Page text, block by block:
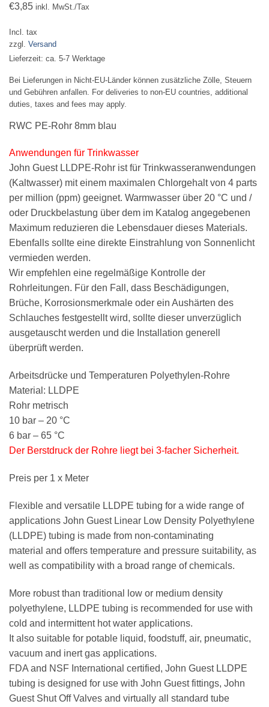
€3,85 inkl. MwSt./Tax
Incl. tax
zzgl. Versand
Lieferzeit: ca. 5-7 Werktage
Bei Lieferungen in Nicht-EU-Länder können zusätzliche Zölle, Steuern
und Gebühren anfallen. For deliveries to non-EU countries, additional
duties, taxes and fees may apply.
RWC PE-Rohr 8mm blau
Anwendungen für Trinkwasser
John Guest LLDPE-Rohr ist für Trinkwasseranwendungen
(Kaltwasser) mit einem maximalen Chlorgehalt von 4 parts
per million (ppm) geeignet. Warmwasser über 20 °C und /
oder Druckbelastung über dem im Katalog angegebenen
Maximum reduzieren die Lebensdauer dieses Materials.
Ebenfalls sollte eine direkte Einstrahlung von Sonnenlicht
vermieden werden.
Wir empfehlen eine regelmäßige Kontrolle der
Rohrleitungen. Für den Fall, dass Beschädigungen,
Brüche, Korrosionsmerkmale oder ein Aushärten des
Schlauches festgestellt wird, sollte dieser unverzüglich
ausgetauscht werden und die Installation generell
überprüft werden.
Arbeitsdrücke und Temperaturen Polyethylen-Rohre
Material: LLDPE
Rohr metrisch
10 bar – 20 °C
6 bar – 65 °C
Der Berstdruck der Rohre liegt bei 3-facher Sicherheit.
Preis per 1 x Meter
Flexible and versatile LLDPE tubing for a wide range of
applications John Guest Linear Low Density Polyethylene
(LLDPE) tubing is made from non-contaminating
material and offers temperature and pressure suitability, as
well as compatibility with a broad range of chemicals.
More robust than traditional low or medium density
polyethylene, LLDPE tubing is recommended for use with
cold and intermittent hot water applications.
It also suitable for potable liquid, foodstuff, air, pneumatic,
vacuum and inert gas applications.
FDA and NSF International certified, John Guest LLDPE
tubing is designed for use with John Guest fittings, John
Guest Shut Off Valves and virtually all standard tube